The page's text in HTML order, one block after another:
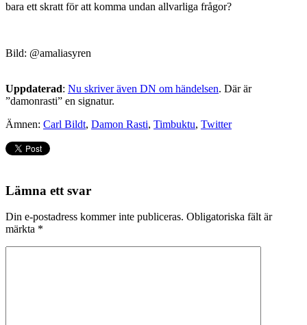
bara ett skratt för att komma undan allvarliga frågor?
Bild: @amaliasyren
Uppdaterad: Nu skriver även DN om händelsen. Där är
”damonrasti” en signatur.
Ämnen: Carl Bildt, Damon Rasti, Timbuktu, Twitter
Lämna ett svar
Din e-postadress kommer inte publiceras. Obligatoriska fält är
märkta *